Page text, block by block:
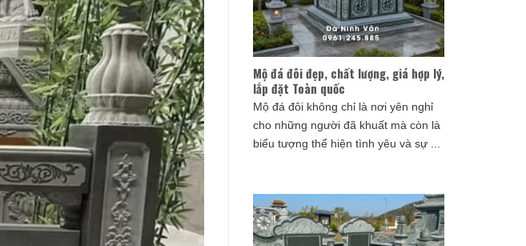
Mộ đá đôi đẹp, chất lượng, giá hợp lý,
lắp đặt Toàn quốc
Mộ đá đôi không chỉ là nơi yên nghỉ
cho những người đã khuất mà còn là
biểu tượng thể hiện tình yêu và sự ...